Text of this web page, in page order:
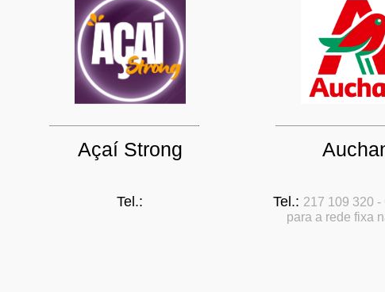
Açaí­ Strong
Tel.: Tel.: 217 109 320 -
para a rede fixa